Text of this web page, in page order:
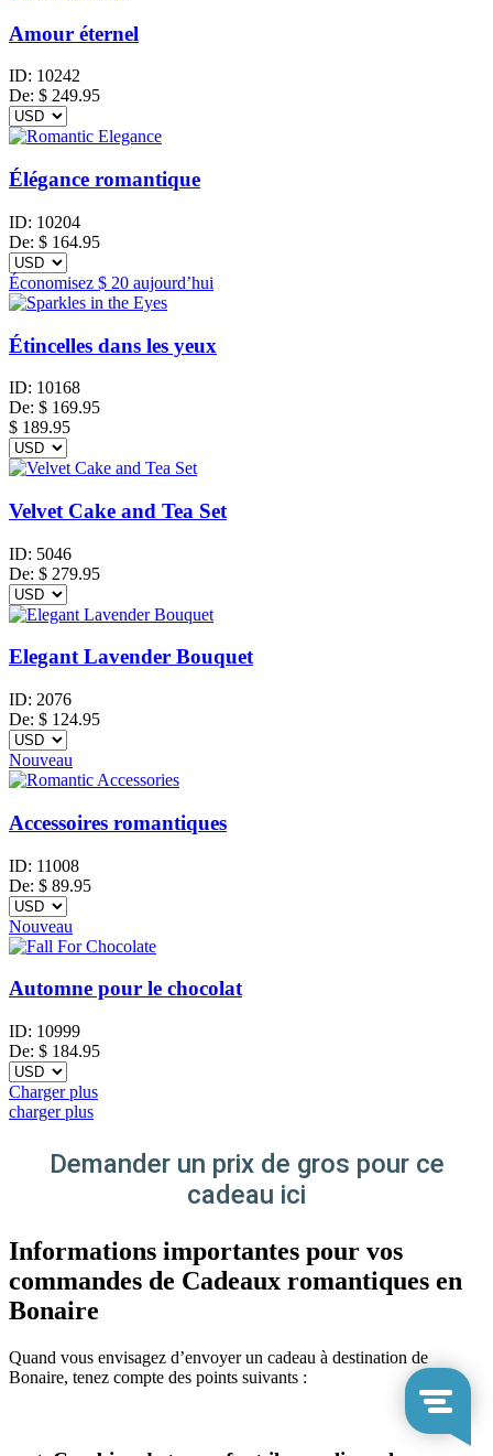
Amour éternel
ID: 10242
De: $ 249.95
Élégance romantique
ID: 10204
De: $ 164.95
Économisez $ 20 aujourd’hui
Étincelles dans les yeux
ID: 10168
De: $ 169.95
$ 189.95
Velvet Cake and Tea Set
ID: 5046
De: $ 279.95
Elegant Lavender Bouquet
ID: 2076
De: $ 124.95
Nouveau
Accessoires romantiques
ID: 11008
De: $ 89.95
Nouveau
Automne pour le chocolat
ID: 10999
De: $ 184.95
Charger plus
charger plus
Demander un prix de gros pour ce
cadeau ici
Informations importantes pour vos
commandes de Cadeaux romantiques en
Bonaire
Quand vous envisagez d’envoyer un cadeau à destination de
Bonaire, tenez compte des points suivants :